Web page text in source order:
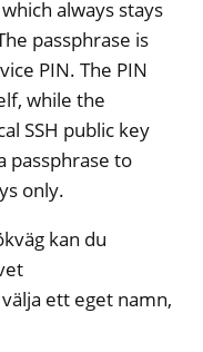
always stays
passphrase is
PIN. The PIN
while the
SSH public key
passphrase to
only.
kan du
ett eget namn,